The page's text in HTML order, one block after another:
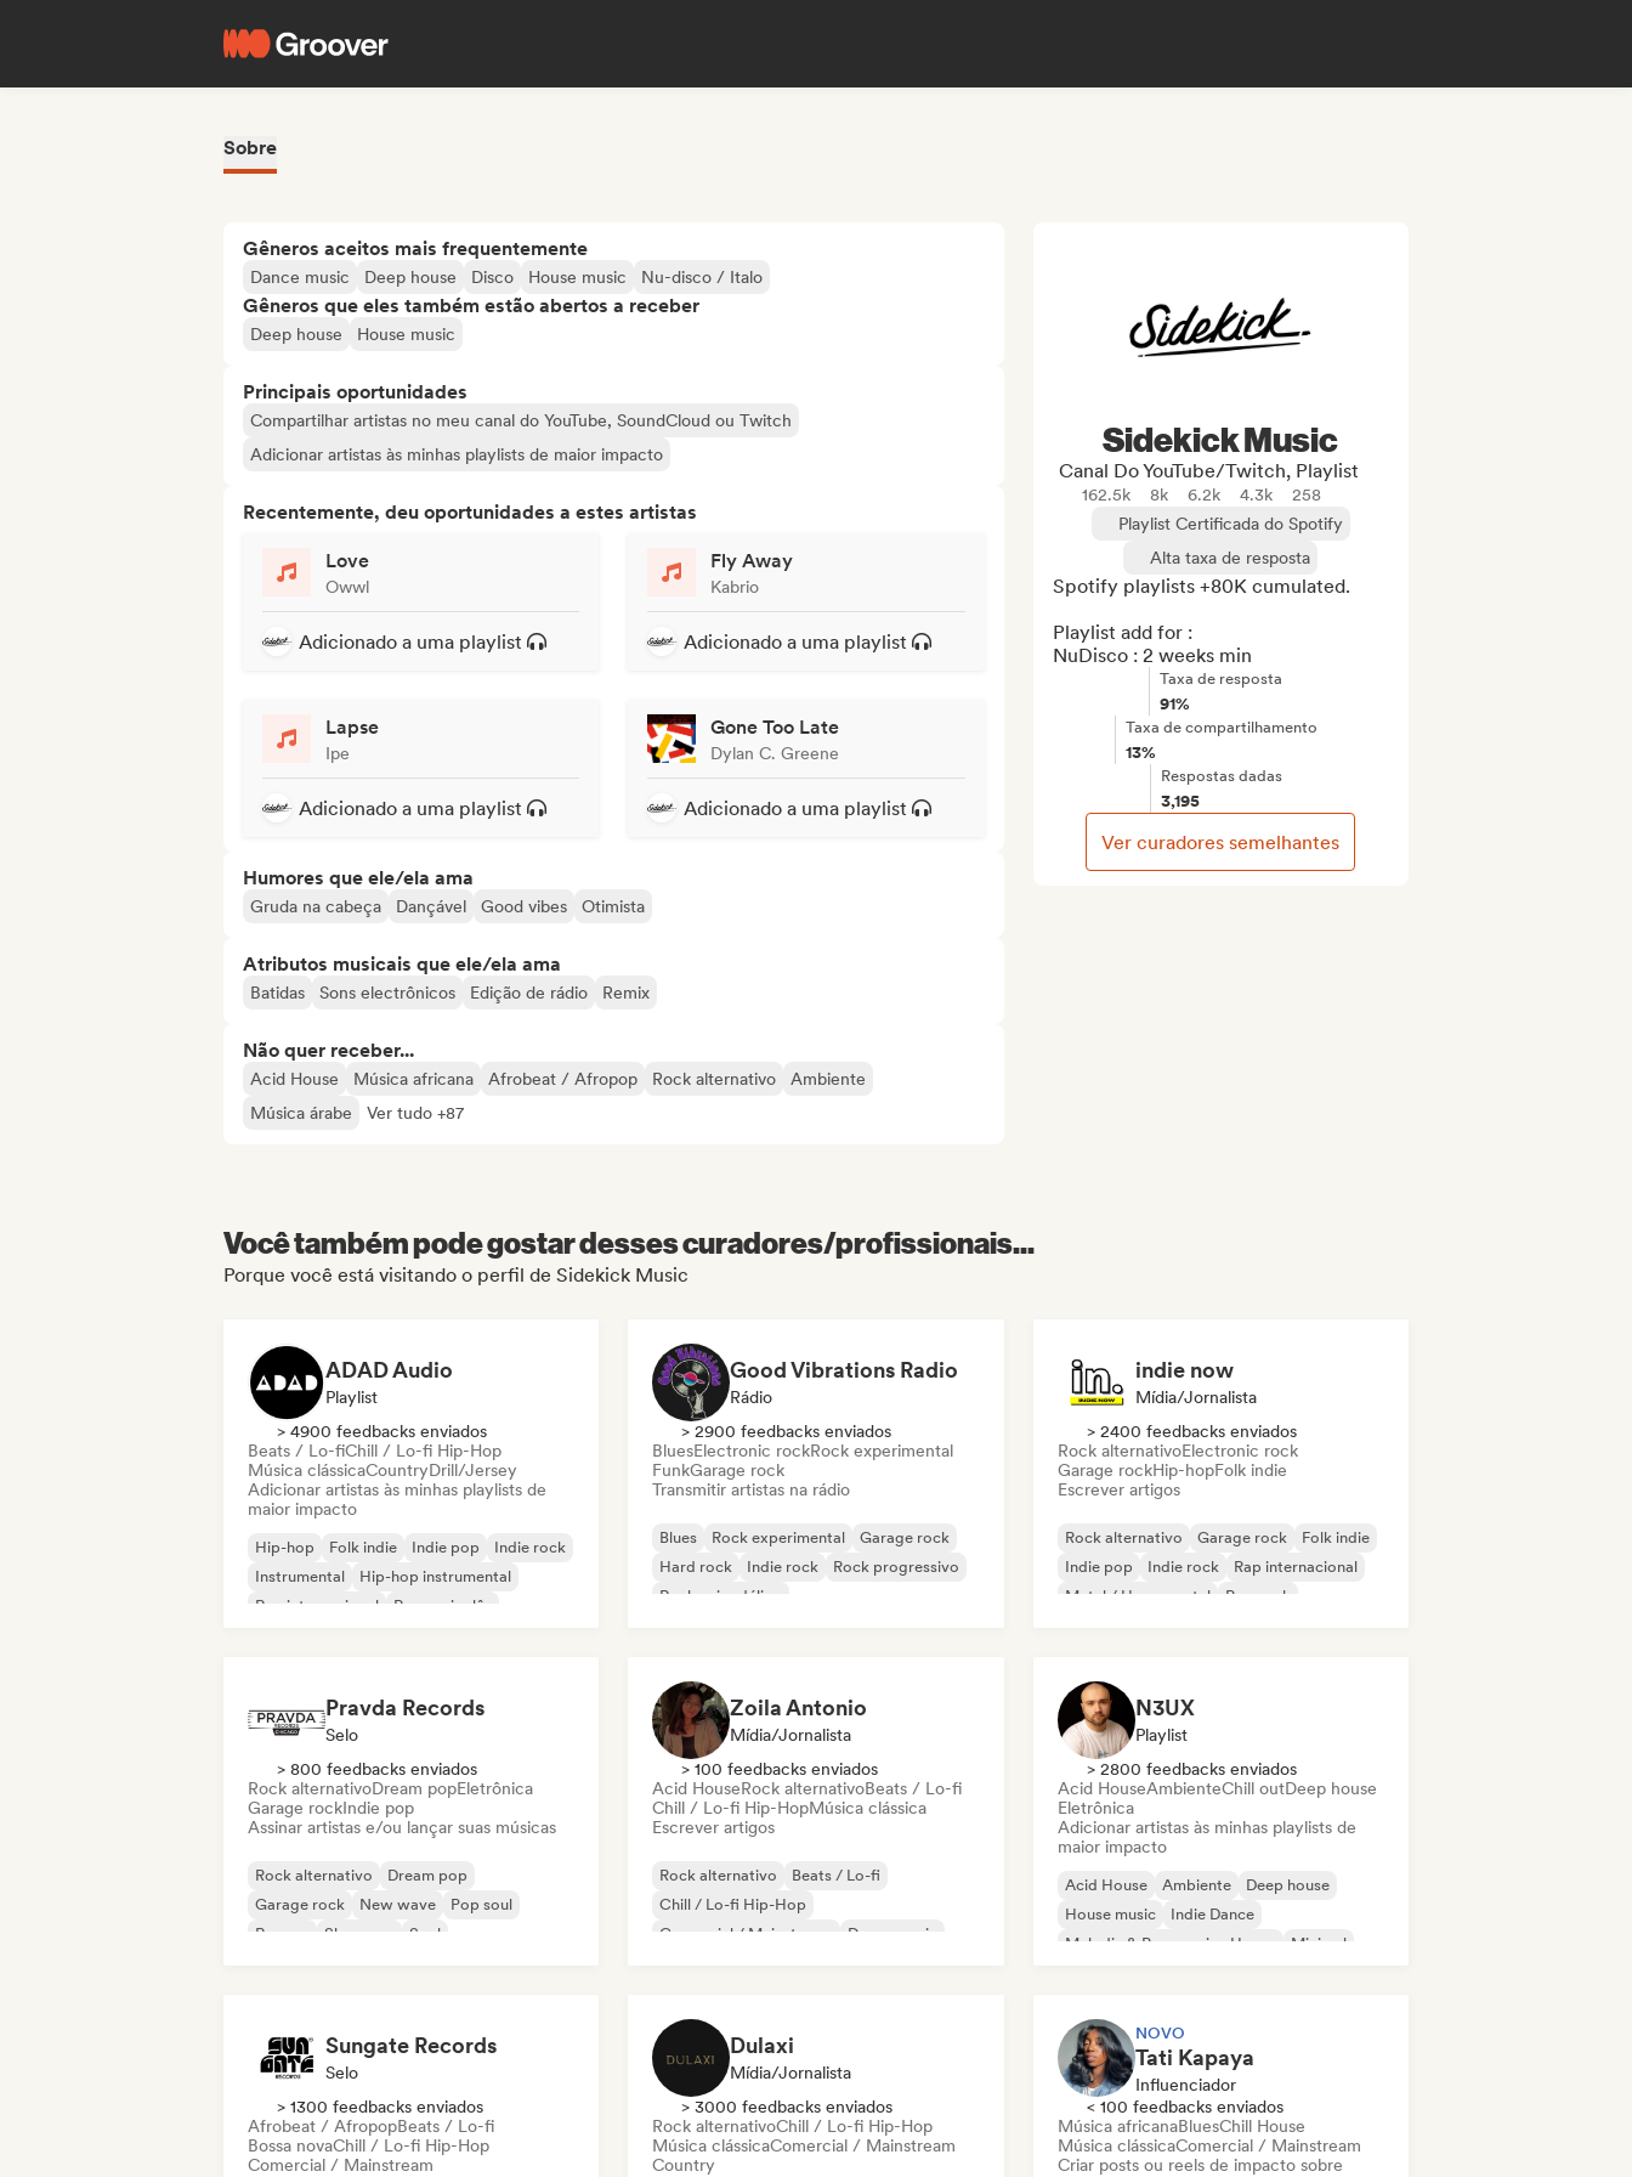
Sobre
Gêneros aceitos mais frequentemente
Dance music Deep house Disco House music Nu-disco / Italo
Gêneros que eles também estão abertos a receber
Deep house House music
Principais oportunidades
Compartilhar artistas no meu canal do YouTube, SoundCloud ou Twitch
Adicionar artistas às minhas playlists de maior impacto
Recentemente, deu oportunidades a estes artistas
Love
Owwl
Adicionado a uma playlist
Fly Away
Kabrio
Adicionado a uma playlist
Lapse
Ipe
Adicionado a uma playlist
Gone Too Late
Dylan C. Greene
Adicionado a uma playlist
Humores que ele/ela ama
Gruda na cabeça Dançável Good vibes Otimista
Atributos musicais que ele/ela ama
Batidas Sons electrônicos Edição de rádio Remix
Não quer receber...
Acid House Música africana Afrobeat / Afropop Rock alternativo
Ambiente
Música árabe
Ver tudo +87
Sidekick Music
Canal Do YouTube/Twitch, Playlist
162.5k 8k 6.2k 4.3k
258
Playlist Certificada do Spotify
Alta taxa de resposta
Spotify playlists +80K cumulated.
Playlist add for :
NuDisco : 2 weeks min
Taxa de resposta
91%
Taxa de compartilhamento
13%
Respostas dadas
3,195
Ver curadores semelhantes
Você também pode gostar desses curadores/profissionais...
Porque você está visitando o perfil de Sidekick Music
ADAD Audio
Playlist
> 4900 feedbacks enviados
Beats / Lo-fiChill / Lo-fi Hip-Hop
Música clássicaCountryDrill/Jersey
Adicionar artistas às minhas playlists de
maior impacto
Hip-hop Folk indie Indie pop
Indie rock
Instrumental
Hip-hop instrumental
Rap internacional
Rap em inglês
Good Vibrations Radio
Rádio
> 2900 feedbacks enviados
BluesElectronic rockRock experimental
FunkGarage rock
Transmitir artistas na rádio
Blues Rock experimental
Garage rock
Hard rock
Indie rock
Rock progressivo
Rock psicodélico
indie now
Mídia/Jornalista
> 2400 feedbacks enviados
Rock alternativoElectronic rock
Garage rockHip-hopFolk indie
Escrever artigos
Rock alternativo Garage rock
Folk indie
Indie pop
Indie rock
Rap internacional
Metal / Heavy metal
Pop rock
Pravda Records
Selo
> 800 feedbacks enviados
Rock alternativoDream popEletrônica
Garage rockIndie pop
Assinar artistas e/ou lançar suas músicas
Rock alternativo
Dream pop
Garage rock
New wave
Pop soul
Reggae
Shoegaze Soul
Zoila Antonio
Mídia/Jornalista
> 100 feedbacks enviados
Acid HouseRock alternativoBeats / Lo-fi
Chill / Lo-fi Hip-HopMúsica clássica
Escrever artigos
Rock alternativo
Beats / Lo-fi
Chill / Lo-fi Hip-Hop
Comercial / Mainstream
Dance music
N3UX
Playlist
> 2800 feedbacks enviados
Acid HouseAmbienteChill outDeep house
Eletrônica
Adicionar artistas às minhas playlists de
maior impacto
Acid House Ambiente
Deep house
House music
Indie Dance
Melodic & Progressive House
Minimal
Sungate Records
Selo
> 1300 feedbacks enviados
Afrobeat / AfropopBeats / Lo-fi
Bossa novaChill / Lo-fi Hip-Hop
Comercial / Mainstream
Dulaxi
Mídia/Jornalista
> 3000 feedbacks enviados
Rock alternativoChill / Lo-fi Hip-Hop
Música clássicaComercial / Mainstream
Country
NOVO
Tati Kapaya
Influenciador
< 100 feedbacks enviados
Música africanaBluesChill House
Música clássicaComercial / Mainstream
Criar posts ou reels de impacto sobre